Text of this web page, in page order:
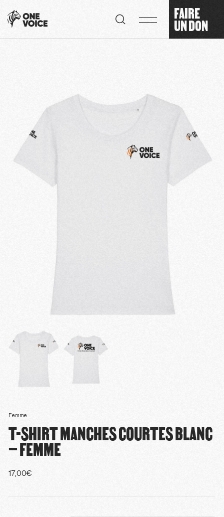
FAIRE
UN DON
Femme
T-SHIRT MANCHES COURTES BLANC
– FEMME
17,00€